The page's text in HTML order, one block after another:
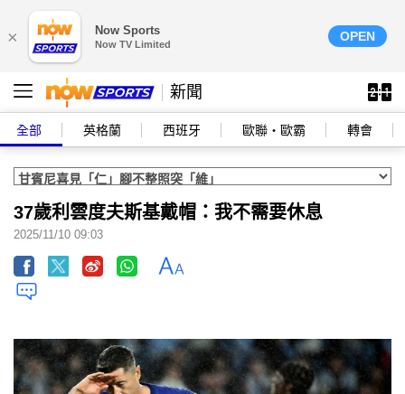
× Now Sports
Now TV Limited
OPEN
新聞
全部 英格蘭 西班牙 歐聯‧歐霸 轉會
37歲利雲度夫斯基戴帽：我不需要休息
2025/11/10 09:03